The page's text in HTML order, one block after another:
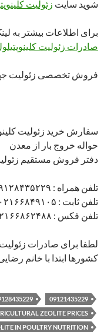
شوید سایت زئولیت
برای اطلاعات بیشتر به
صادرات زئولیت
فروش تخصصی زئولیت
حواله خروج بار از معدن
دفتر فروش مستقیم زئولیت
تلفن همراه : ۰۹۱۲۸۴۳۵۲۲۹
تلفن ثابت : ۰۲۱۶۶۸۴۹۱۰۵
تلفن فکس : ۰۲۱۶۶۸۶۲۴۸۸
کشورها ابتدا با خانم
09121435229
ZEOLITE PRICES
IN POULTRY NUTRITION